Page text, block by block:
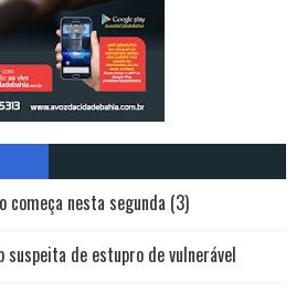
começa nesta segunda (3)
suspeita de estupro de vulnerável